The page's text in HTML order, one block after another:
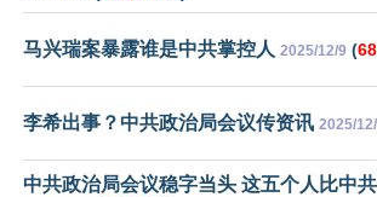
马兴瑞案暴露谁是中共掌控人 2025/12/9 (
李希出事？中共政治局会议传资讯 2025/
中共政治局会议稳字当头 这五个人比中